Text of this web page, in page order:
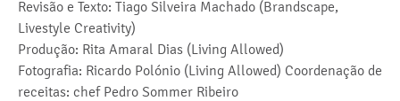
Revisão e Texto: Tiago Silveira Machado (Brandscape,
Livestyle Creativity)
Produção: Rita Amaral Dias (Living Allowed)
Fotografia: Ricardo Polónio (Living Allowed) Coordenação de
receitas: chef Pedro Sommer Ribeiro